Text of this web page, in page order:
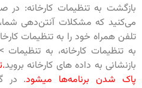
بازگشت به تنظیمات کارخانه:
می‌کنید که مشکلات آنتن‌دهی شما،
تلفن همراه خود را به تنظیمات
به تنظیمات کارخانه، به
بازنشانی به داده های کارخانه بروید
پاک شدن برنامه‌ها میشود. در